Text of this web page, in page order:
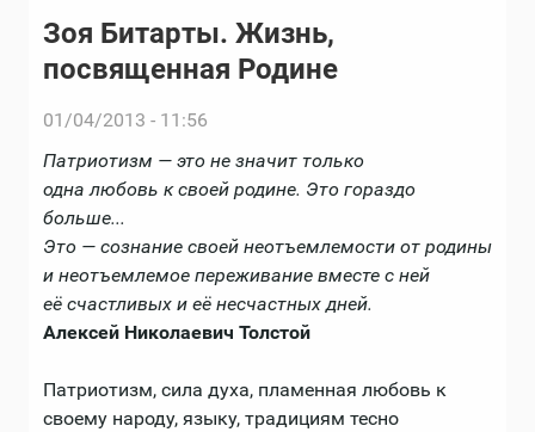
Зоя Битарты. Жизнь,
посвященная Родине
01/04/2013 - 11:56
Патриотизм — это не значит только
одна любовь к своей родине. Это гораздо
больше...
Это — сознание своей неотъемлемости от родины
и неотъемлемое переживание вместе с ней
её счастливых и её несчастных дней.
Алексей Николаевич Толстой
Патриотизм, сила духа, пламенная любовь к
своему народу, языку, традициям тесно